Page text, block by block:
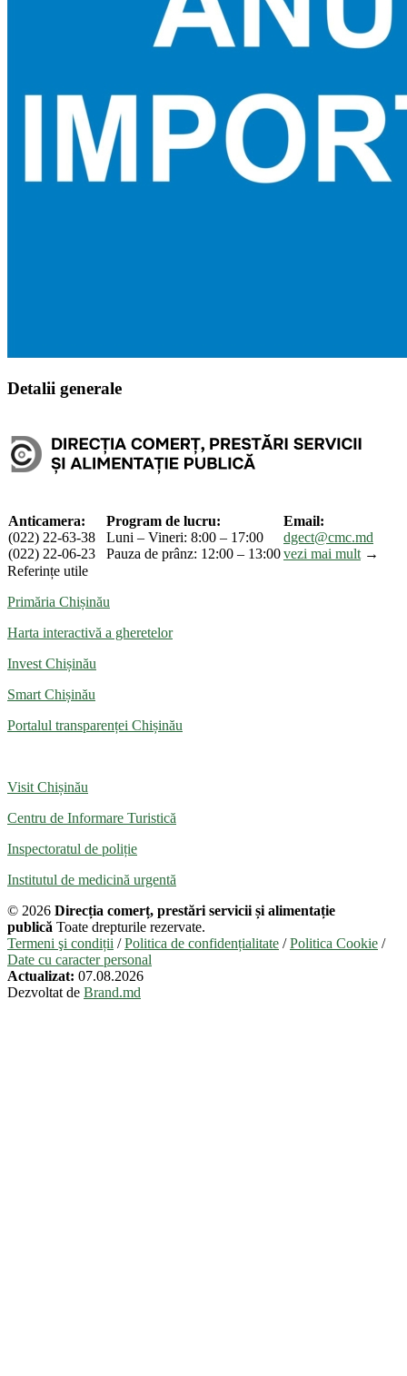
Detalii generale
Anticamera:
(022) 22-63-38
(022) 22-06-23
Program de lucru:
Luni – Vineri: 8:00 – 17:00
Pauza de prânz: 12:00 – 13:00
Email:
dgect@cmc.md
vezi mai mult →
Referințe utile
Primăria Chișinău
Harta interactivă a gheretelor
Invest Chișinău
Smart Chișinău
Portalul transparenței Chișinău
Visit Chișinău
Centru de Informare Turistică
Inspectoratul de poliție
Institutul de medicină urgentă
© 2026 Direcția comerț, prestări servicii și alimentație
publică Toate drepturile rezervate.
Termeni şi condiții /Politica de confidențialitate /Politica Cookie /
Date cu caracter personal
Actualizat: 07.08.2026
Dezvoltat de Brand.md